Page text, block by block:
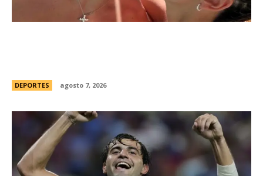
DEPORTES agosto 7, 2026